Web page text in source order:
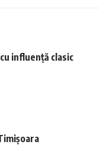
influenţă clasic